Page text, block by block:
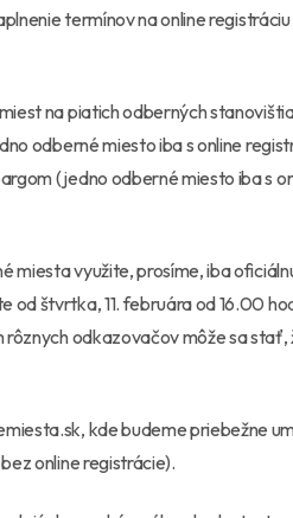
termínov na online
na piatich odberných
odberné miesto iba s online
(jedno odberné miesto iba s
miesta využite, prosíme, iba
od štvrtka, 11. februára od 16.00
odkazovačov môže sa stať,
kde budeme priebežne
online registrácie).